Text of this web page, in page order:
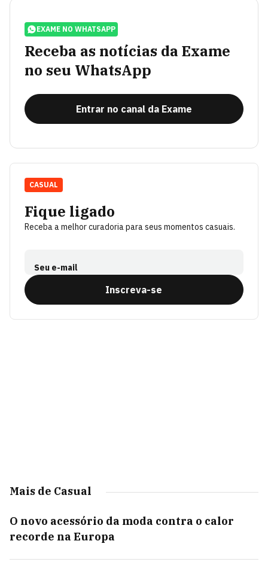
EXAME NO WHATSAPP
Receba as notícias da Exame
no seu WhatsApp
Entrar no canal da Exame
Fique ligado
Receba a melhor curadoria para seus momentos casuais.
Seu e-mail
Inscreva-se
CASUAL
Mais de Casual
O novo acessório da moda contra o calor
recorde na Europa